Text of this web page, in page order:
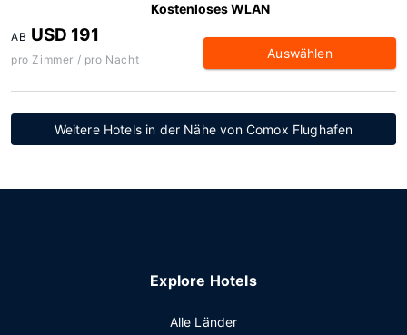
Kostenloses WLAN
AB USD 191
pro Zimmer / pro Nacht Auswählen
Weitere Hotels in der Nähe von Comox Flughafen
Explore Hotels
Alle Länder